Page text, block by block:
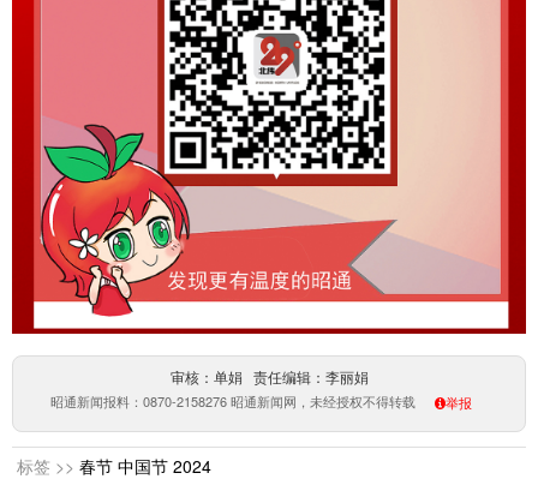
审核：单娟 责任编辑：李丽娟
昭通新闻报料：0870-2158276 昭通新闻网，未经授权不得转载 举报
标签 >> 春节 中国节 2024